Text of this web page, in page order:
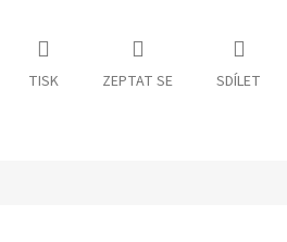
TISK ZEPTAT SE SDÍLET